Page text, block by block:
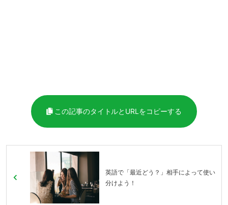
この記事のタイトルとURLをコピーする
英語で「最近どう？」相手によって使い
分けよう！